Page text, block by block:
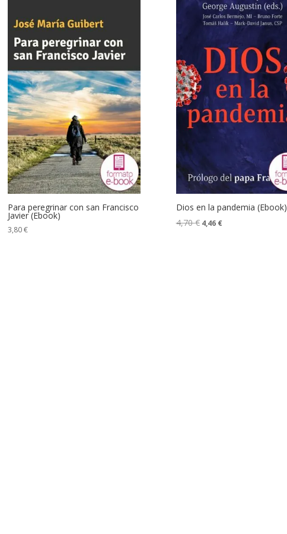
Para peregrinar con san Francisco
Javier (Ebook)
3,80€
Dios en la pandemia (Ebook)
4,70€ 4,46 €